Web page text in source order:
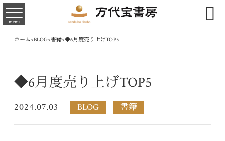
menu 
ホーム>BLOG>書籍>◆6月度売り上げTOP5
◆6月度売り上げTOP5
2024.07.03 BLOG 書籍